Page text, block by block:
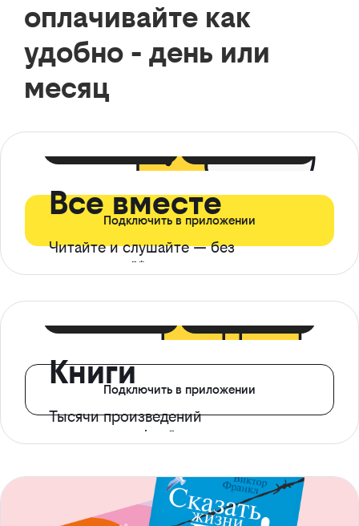
оплачивайте как
удобно - день или
месяц
Все вместе
Читайте и слушайте — без
ограничений*
Подключить в приложении
Книги
Тысячи произведений
с доступом офлайн
Подключить в приложении